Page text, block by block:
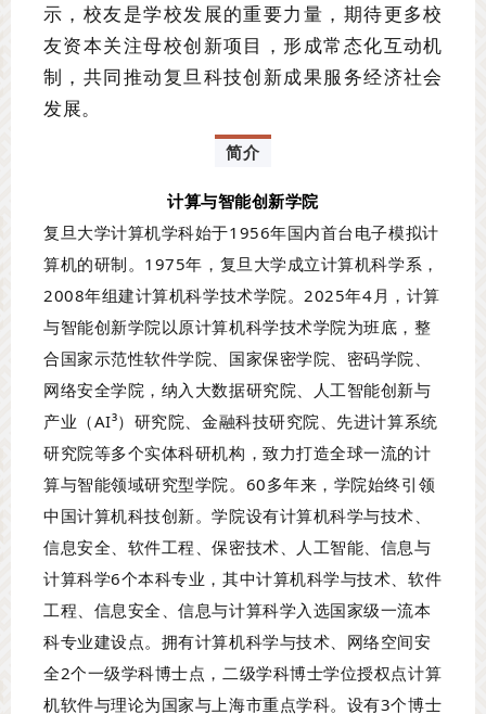
示，校友是学校发展的重要力量，期待更多校
友资本关注母校创新项目，形成常态化互动机
制，共同推动复旦科技创新成果服务经济社会
发展。
简介
计算与智能创新学院
复旦大学计算机学科始于1956年国内首台电子模拟计
算机的研制。1975年，复旦大学成立计算机科学系，
2008年组建计算机科学技术学院。2025年4月，计算
与智能创新学院以原计算机科学技术学院为班底，整
合国家示范性软件学院、国家保密学院、密码学院、
网络安全学院，纳入大数据研究院、人工智能创新与
产业（AI³）研究院、金融科技研究院、先进计算系统
研究院等多个实体科研机构，致力打造全球一流的计
算与智能领域研究型学院。60多年来，学院始终引领
中国计算机科技创新。学院设有计算机科学与技术、
信息安全、软件工程、保密技术、人工智能、信息与
计算科学6个本科专业，其中计算机科学与技术、软件
工程、信息安全、信息与计算科学入选国家级一流本
科专业建设点。拥有计算机科学与技术、网络空间安
全2个一级学科博士点，二级学科博士学位授权点计算
机软件与理论为国家与上海市重点学科。设有3个博士